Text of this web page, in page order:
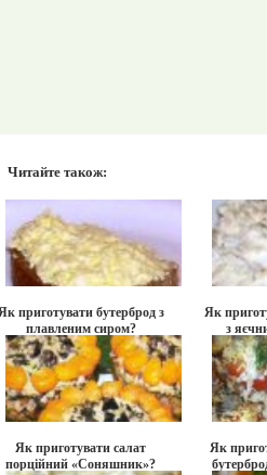
Читайте також:
приготувати бутерброд з
плавленим сиром?
Як
з
Як приготувати салат
порційний «Соняшник»?
Як